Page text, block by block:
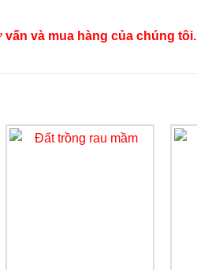
và mua hàng của chúng tôi.